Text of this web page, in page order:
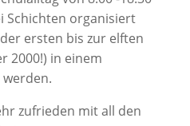
Schichten organisiert
ersten bis zur elften
2000!) in einem
zufrieden mit all den